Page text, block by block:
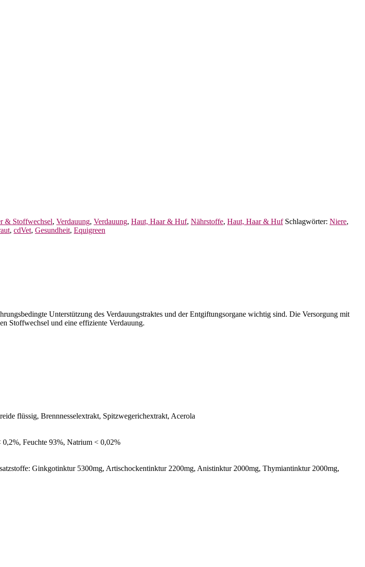
& Stoffwechsel, Verdauung, Verdauung, Haut, Haar & Huf, Nährstoffe, Haut, Haar & Huf Schlagwörter: Niere,
, cdVet, Gesundheit, Equigreen
Unterstützung des Verdauungstraktes und der Entgiftungsorgane wichtig sind. Die Versorgung mit
Stoffwechsel und eine effiziente Verdauung.
flüssig, Brennnesselextrakt, Spitzwegerichextrakt, Acerola
Feuchte 93%, Natrium < 0,02%
Ginkgotinktur 5300mg, Artischockentinktur 2200mg, Anistinktur 2000mg, Thymiantinktur 2000mg,